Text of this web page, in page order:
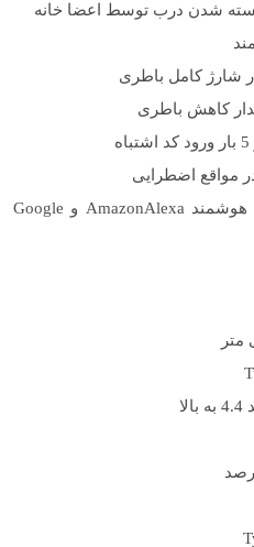
شدن درب توسط اعضا خانه
کاهش باطری
مواقع اضطرایی
قابل استفاده با دستیارهای هوشمند AmazonAlexa و Google